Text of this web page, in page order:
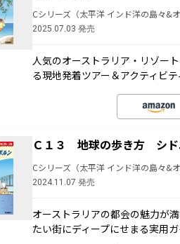
Cシリーズ（太平洋 インド洋の島々&
2025.07.03 発売
人気のオーストラリア・リゾー
る現地発着ツアー＆アクティビ
Ｃ１３ 地球の歩き方 シド
Cシリーズ（太平洋 インド洋の島々&
2024.11.07 発売
オーストラリアの都会の魅力が
たい街にディープにせまる実用ガ